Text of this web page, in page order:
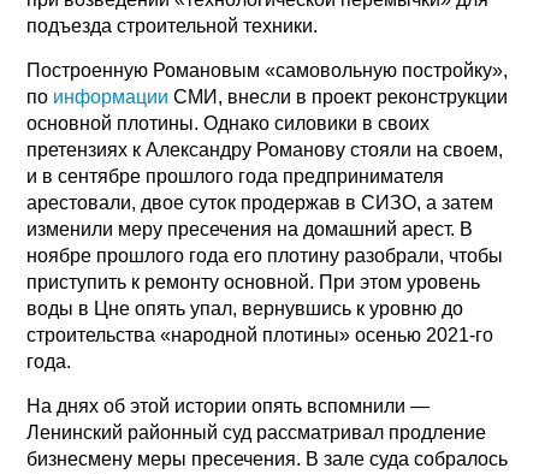
подъезда строительной техники.
Построенную Романовым «самовольную постройку»,
по информации СМИ, внесли в проект реконструкции
основной плотины. Однако силовики в своих
претензиях к Александру Романову стояли на своем,
и в сентябре прошлого года предпринимателя
арестовали, двое суток продержав в СИЗО, а затем
изменили меру пресечения на домашний арест. В
ноябре прошлого года его плотину разобрали, чтобы
приступить к ремонту основной. При этом уровень
воды в Цне опять упал, вернувшись к уровню до
строительства «народной плотины» осенью 2021-го
года.
На днях об этой истории опять вспомнили —
Ленинский районный суд рассматривал продление
бизнесмену меры пресечения. В зале суда собралось